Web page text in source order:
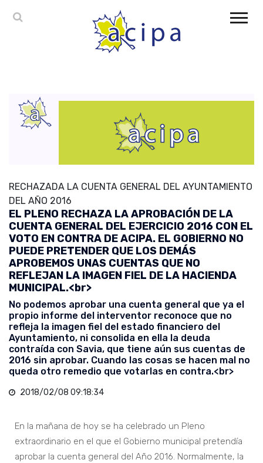
RECHAZADA LA CUENTA GENERAL DEL AYUNTAMIENTO
DEL AÑO 2016
EL PLENO RECHAZA LA APROBACIÓN DE LA
CUENTA GENERAL DEL EJERCICIO 2016 CON EL
VOTO EN CONTRA DE ACIPA. EL GOBIERNO NO
PUEDE PRETENDER QUE LOS DEMÁS
APROBEMOS UNAS CUENTAS QUE NO
REFLEJAN LA IMAGEN FIEL DE LA HACIENDA
MUNICIPAL.<br>
No podemos aprobar una cuenta general que ya el
propio informe del interventor reconoce que no
refleja la imagen fiel del estado financiero del
Ayuntamiento, ni consolida en ella la deuda
contraída con Savia, que tiene aún sus cuentas de
2016 sin aprobar. Cuando las cosas se hacen mal no
queda otro remedio que votarlas en contra.<br>
2018/02/08 09:18:34
En la mañana de hoy se ha celebrado un Pleno
extraordinario en el que el Gobierno municipal pretendía
aprobar la cuenta general del Año 2016. Normalmente, la